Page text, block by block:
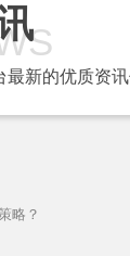
新的优质资
略？